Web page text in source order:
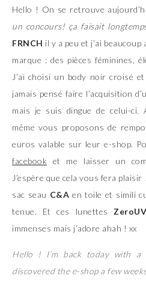
Hello ! On se retrouve
un concours! ça faisait
FRNCH il y a peu et j’ai
marque : des pièces féminines,
J’ai choisi un body noir croisé
jamais pensé faire l’acquisition
mais je suis dingue de celui-ci.
même vous proposons de
euros valable sur leur e-shop.
facebook et me laisser un
J’espère que cela vous fera
sac seau C&A en toile et simili
tenue. Et ces lunettes ZeroUV
immenses mais j’adore ahah ! xx
Hello ! I’m back today with
discovered the e-shop a few